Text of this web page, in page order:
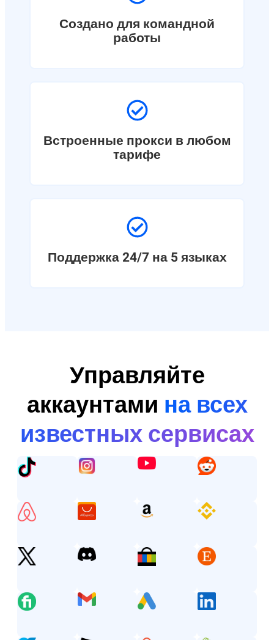
Создано для командной
работы
Встроенные прокси в любом
тарифе
Поддержка 24/7 на 5 языках
Управляйте
аккаунтами на всех
известных сервисах